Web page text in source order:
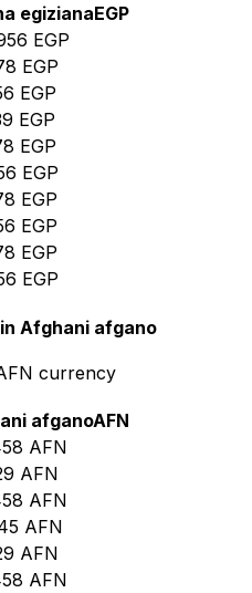
egizianaEGP
EGP
EGP
EGP
EGP
EGP
EGP
EGP
EGP
EGP
EGP
Afghani afgano
currency
afganoAFN
AFN
AFN
AFN
AFN
AFN
AFN